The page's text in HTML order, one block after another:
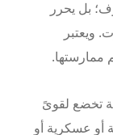
بل يحرر
ويعتبر
ممارستها.
تخضع لقوىً
أو عسكرية أو